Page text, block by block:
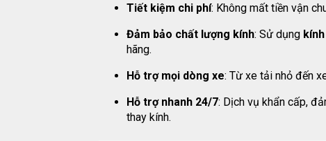
Tiết kiệm chi phí: Không mất tiền vận
Đảm bảo chất lượng kính: Sử dụng
hãng.
Hỗ trợ mọi dòng xe: Từ xe tải nhỏ đến
Hỗ trợ nhanh 24/7: Dịch vụ khẩn cấp,
thay kính.